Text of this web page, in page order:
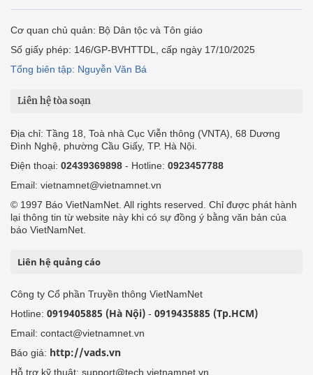
Cơ quan chủ quản: Bộ Dân tộc và Tôn giáo
Số giấy phép: 146/GP-BVHTTDL, cấp ngày 17/10/2025
Tổng biên tập: Nguyễn Văn Bá
Liên hệ tòa soạn
Địa chỉ: Tầng 18, Toà nhà Cục Viễn thông (VNTA), 68 Dương
Đình Nghệ, phường Cầu Giấy, TP. Hà Nội.
Điện thoại: 02439369898 - Hotline: 0923457788
Email: vietnamnet@vietnamnet.vn
© 1997 Báo VietNamNet. All rights reserved. Chỉ được phát hành
lại thông tin từ website này khi có sự đồng ý bằng văn bản của
báo VietNamNet.
Liên hệ quảng cáo
Công ty Cổ phần Truyền thông VietNamNet
Hotline: 0919405885 (Hà Nội) - 0919435885 (Tp.HCM)
Email: contact@vietnamnet.vn
Báo giá: http://vads.vn
Hỗ trợ kỹ thuật: support@tech.vietnamnet.vn